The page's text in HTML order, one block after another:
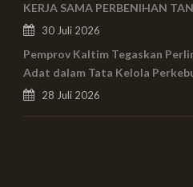
KERJA SAMA PERBENIHAN
30 Juli 2026
Pemprov Kaltim Tegaskan
Adat dalam Tata Kelola
28 Juli 2026